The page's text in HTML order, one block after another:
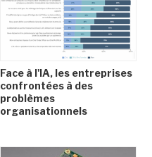
Face à l'IA, les entreprises
confrontées à des
problèmes
organisationnels